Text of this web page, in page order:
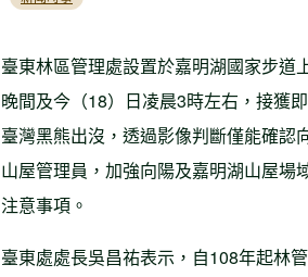
臺東林區管理處設置於嘉明湖國家步道
晚間及今（18）日凌晨3時左右，接獲
臺灣黑熊出沒，透過影像判斷僅能確認
山屋管理員，加強向陽及嘉明湖山屋
注意事項。
臺東處處長吳昌祐表示，自108年起林